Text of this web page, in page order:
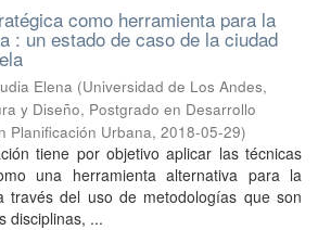
como herramienta para la
: un estado de caso de la ciudad
Elena (Universidad de Los Andes,
y Diseño, Postgrado en Desarrollo
Planificación Urbana, 2018-05-29)
tiene por objetivo aplicar las técnicas
una herramienta alternativa para la
través del uso de metodologías que son
disciplinas, ...